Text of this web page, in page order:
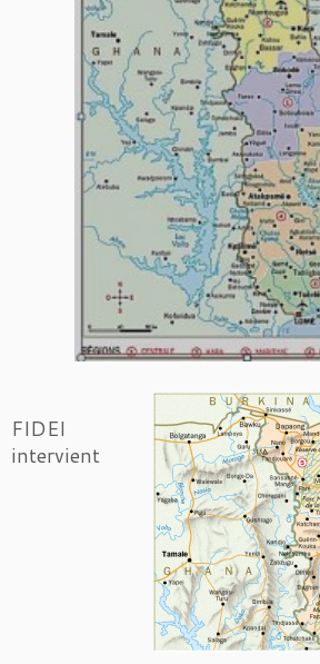
FIDEI
intervient